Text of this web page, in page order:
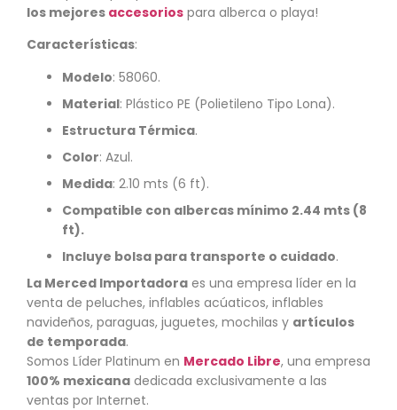
los mejores accesorios para alberca o playa!
Características:
Modelo: 58060.
Material: Plástico PE (Polietileno Tipo Lona).
Estructura Térmica.
Color: Azul.
Medida: 2.10 mts (6 ft).
Compatible con albercas mínimo 2.44 mts (8
ft).
Incluye bolsa para transporte o cuidado.
La Merced Importadora es una empresa líder en la
venta de peluches, inflables acúaticos, inflables
navideños, paraguas, juguetes, mochilas y artículos
de temporada.
Somos Líder Platinum en Mercado Libre, una empresa
100% mexicana dedicada exclusivamente a las
ventas por Internet.